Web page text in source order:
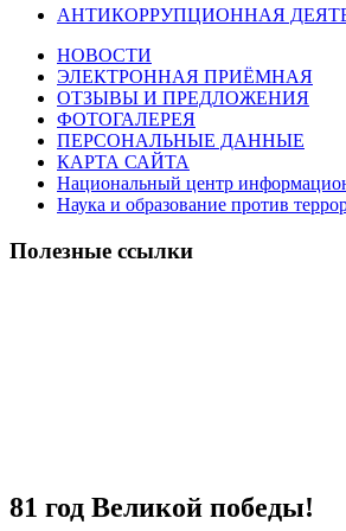
АНТИКОРРУПЦИОННАЯ
НОВОСТИ
ЭЛЕКТРОННАЯ ПРИЁМНАЯ
ОТЗЫВЫ И ПРЕДЛОЖЕНИЯ
ФОТОГАЛЕРЕЯ
ПЕРСОНАЛЬНЫЕ ДАННЫЕ
КАРТА САЙТА
Национальный центр
Наука и образование против
Полезные ссылки
81 год Великой победы!